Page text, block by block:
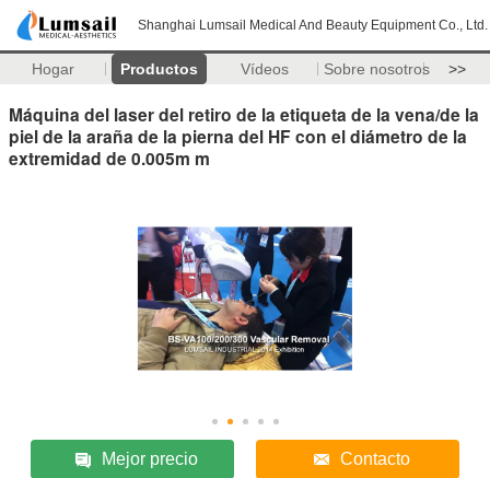
Shanghai Lumsail Medical And Beauty Equipment Co., Ltd.
Hogar Productos Vídeos Sobre nosotros >>
Máquina del laser del retiro de la etiqueta de la vena/de la
piel de la araña de la pierna del HF con el diámetro de la
extremidad de 0.005m m
Mejor precio Contacto